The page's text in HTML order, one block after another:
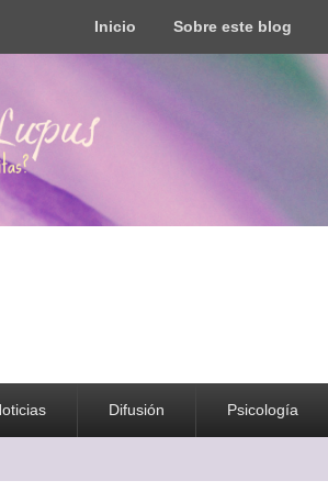
Inicio Sobre este blog
todo tipo de información y recursos
Difusión Psicología